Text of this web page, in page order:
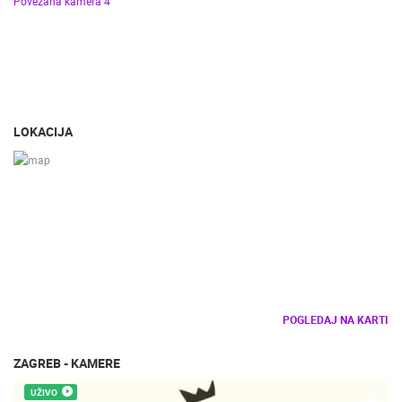
LOKACIJA
POGLEDAJ NA KARTI
ZAGREB - KAMERE
UŽIVO